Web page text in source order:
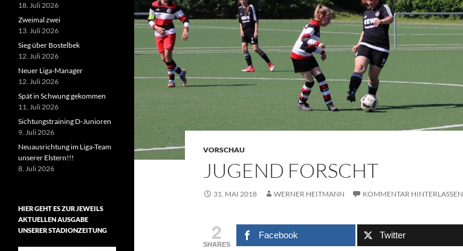
VORSCHAU
JUGEND FORSCHT
31. MAI 2018 WERNER HEITMANN KOMMENTAR HINTERLASSEN
2
SHARES
Facebook Twitter
18. Juli 2026
Zweimal zwei
13. Juli 2026
Sieg über Bostelbek
12. Juli 2026
Neuer Liga-Manager
12. Juli 2026
Spät in Schwung gekommen
11. Juli 2026
Sichtungstraining D-Junioren
9. Juli 2026
Neuausrichtung im Liga-Team
unserer Elstern!!!
8. Juli 2026
HIER GEHT ES ZUR JEWEILS
AKTUELLEN AUSGABE
UNSERER STADIONZEITUNG